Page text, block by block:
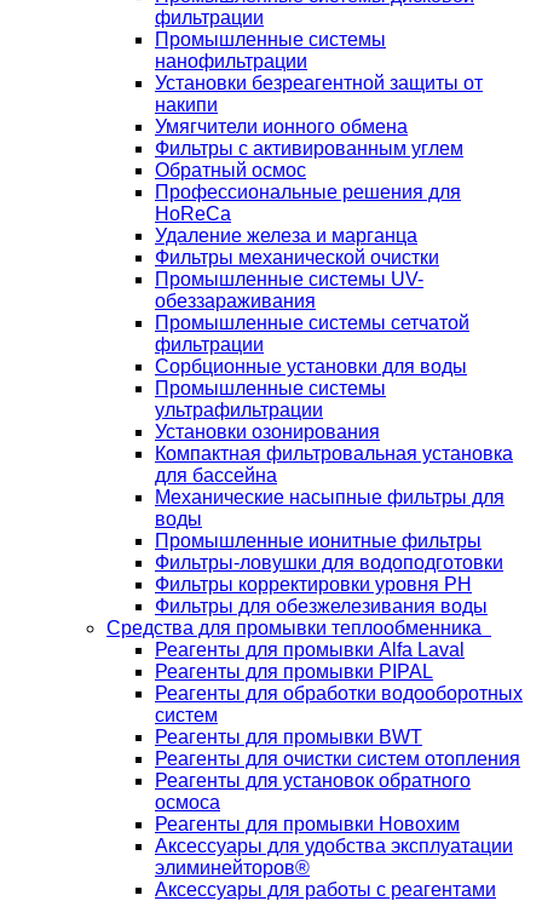
фильтрации
Промышленные системы
нанофильтрации
Установки безреагентной защиты от
накипи
Умягчители ионного обмена
Фильтры с активированным углем
Обратный осмос
Профессиональные решения для
HoReCa
Удаление железа и марганца
Фильтры механической очистки
Промышленные системы UV-
обеззараживания
Промышленные системы сетчатой
фильтрации
Сорбционные установки для воды
Промышленные системы
ультрафильтрации
Установки озонирования
Компактная фильтровальная установка
для бассейна
Механические насыпные фильтры для
воды
Промышленные ионитные фильтры
Фильтры-ловушки для водоподготовки
Фильтры корректировки уровня PH
Фильтры для обезжелезивания воды
Средства для промывки теплообменника
Реагенты для промывки Alfa Laval
Реагенты для промывки PIPAL
Реагенты для обработки водооборотных
систем
Реагенты для промывки BWT
Реагенты для очистки систем отопления
Реагенты для установок обратного
осмоса
Реагенты для промывки Новохим
Аксессуары для удобства эксплуатации
элиминейторов®
Аксессуары для работы с реагентами